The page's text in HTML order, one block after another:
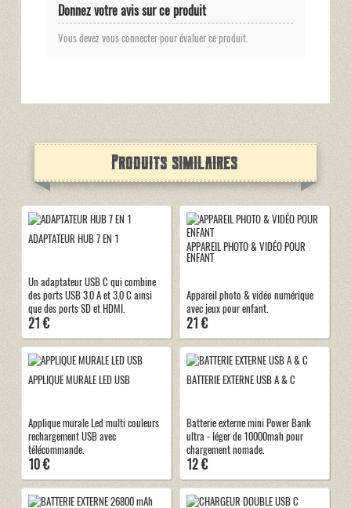
Donnez votre avis sur ce produit
Vous devez vous connecter pour évaluer ce produit.
Produits similaires
ADAPTATEUR HUB 7 EN 1
Un adaptateur USB C qui combine
des ports USB 3.0 A et 3.0 C ainsi
que des ports SD et HDMI.
21 €
APPAREIL PHOTO & VIDÉO POUR
ENFANT
Appareil photo & vidéo numérique
avec jeux pour enfant.
21 €
APPLIQUE MURALE LED USB
Applique murale Led multi couleurs
rechargement USB avec
télécommande.
10 €
BATTERIE EXTERNE USB A & C
Batterie externe mini Power Bank
ultra - léger de 10000mah pour
chargement nomade.
12 €